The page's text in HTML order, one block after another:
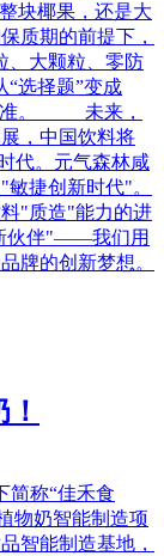
块椰果，还是大
质期的前提下，
、大颗粒、零防
“选择题”变成
标准。 未来，
，中国饮料将
代。元气森林咸
捷创新时代"。
"质造"能力的进
伙伴"——我们用
牌的创新梦想。
称“佳禾食
物奶智能制造项
智能制造基地，